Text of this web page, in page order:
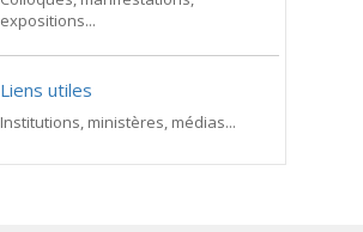
expositions...
Liens utiles
Institutions, ministères, médias...